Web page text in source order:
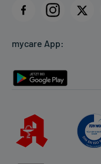
Datenschutz
Rückgabe/Widerruf
mycare App: